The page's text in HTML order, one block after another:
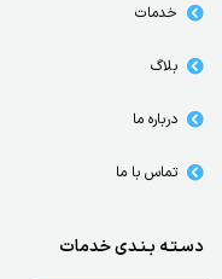
خدمات
بلاگ
درباره ما
تماس با ما
دسـتـه بـنـدی خدمات